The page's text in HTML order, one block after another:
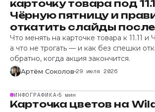
карточку товара под
Чёрную пятницу и
откатить слайды
Что менять на карточке товара к 11.11
а что не трогать — и как без спешки
обратно, когда акция закончится.
Артём Соколов 29 июля 2026
ИНФОГРАФИКА 5 мин
Карточка цветов на